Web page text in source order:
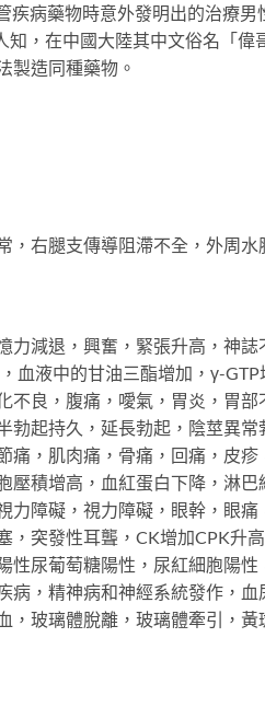
疾病藥物時意外發明出的治療
，在中國大陸其中文俗名「
製造同種藥物。
，右腿支傳導阻滯不全，外周水
減退，興奮，緊張升高，神
血液中的甘油三酯增加，γ-
良，腹痛，噯氣，胃炎，胃
起持久，延長勃起，陰莖異
，肌肉痛，骨痛，回痛，皮
積增高，血紅蛋白下降，淋
障礙，視力障礙，眼幹，眼
突發性耳聾，CK增加CPK升
尿葡萄糖陽性，尿紅細胞陽
，精神病和神經系統發作，
，玻璃體脫離，玻璃體牽引，黃